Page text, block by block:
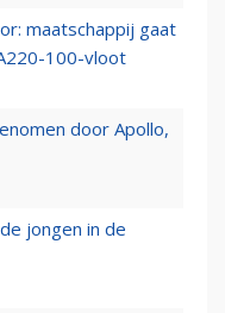
maatschappij gaat
100-vloot
door Apollo,
jongen in de